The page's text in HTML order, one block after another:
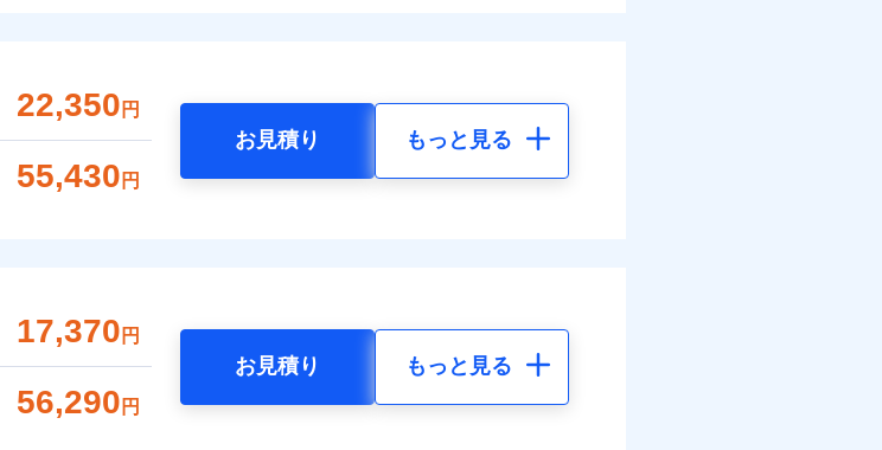
22,350 円
55,430 円
お見積り もっと見る
17,370 円
56,290 円
お見積り もっと見る